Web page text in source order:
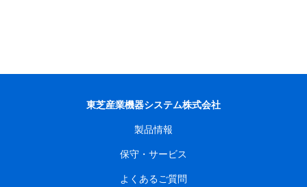
ECモータシリーズ
東芝産業機器システム株式会社
製品情報
保守・サービス
よくあるご質問